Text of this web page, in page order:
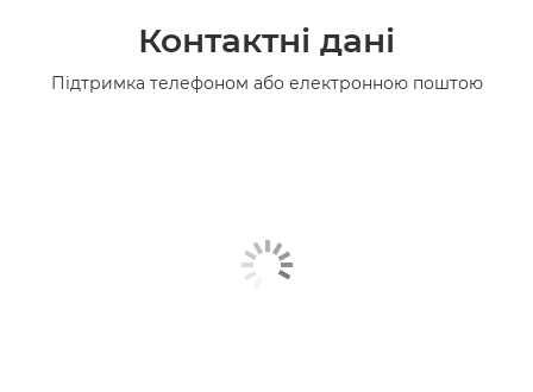
Контактні дані
Підтримка телефоном або електронною поштою